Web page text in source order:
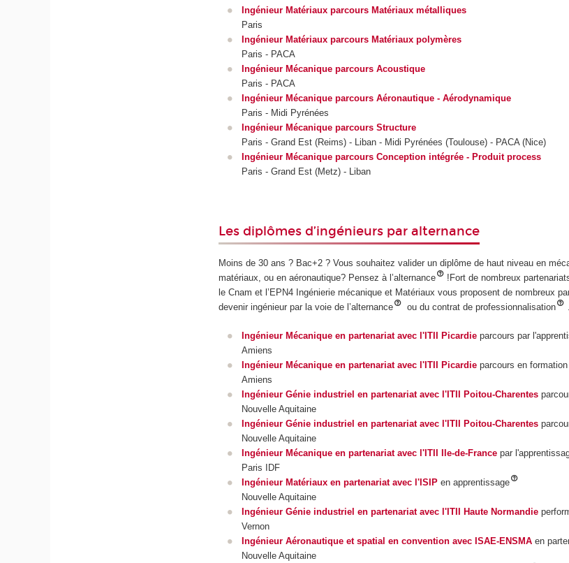
Ingénieur Matériaux parcours Matériaux métalliques
Paris
Ingénieur Matériaux parcours Matériaux polymères
Paris - PACA
Ingénieur Mécanique parcours Acoustique
Paris - PACA
Ingénieur Mécanique parcours Aéronautique - Aérodynamique
Paris - Midi Pyrénées
Ingénieur Mécanique parcours Structure
Paris - Grand Est (Reims) - Liban - Midi Pyrénées (Toulouse) - PACA (Nice)
Ingénieur Mécanique parcours Conception intégrée - Produit process
Paris - Grand Est (Metz) - Liban
Les diplômes d’ingénieurs par alternance
Moins de 30 ans ? Bac+2 ? Vous souhaitez valider un diplôme de haut niveau en
matériaux, ou en aéronautique? Pensez à l’alternance
!Fort de nombreux
le Cnam et l’EPN4 Ingénierie mécanique et Matériaux vous proposent de nombreux
devenir ingénieur par la voie de l’alternance
ou du contrat de professionnalisation .
Ingénieur Mécanique en partenariat avec l'ITII Picardieparcours par
Amiens
Ingénieur Mécanique en partenariat avec l'ITII Picardieparcours en
Amiens
Ingénieur Génie industriel en partenariat avec l'ITII Poitou-Charentes
Nouvelle Aquitaine
Ingénieur Génie industriel en partenariat avec l'ITII Poitou-Charentes
Nouvelle Aquitaine
Ingénieur Mécanique en partenariat avec l'ITII Ile-de-France par
Paris IDF
Ingénieur Matériaux en partenariat avec l'ISIPen apprentissage
Nouvelle Aquitaine
Ingénieur Génie industriel en partenariat avec l'ITII Haute Normandie
Vernon
Ingénieur Aéronautique et spatial en convention avec ISAE-ENSMA en
Nouvelle Aquitaine